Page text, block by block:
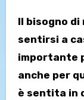
Il bisogno di riscoprire le proprie radici e di
sentirsi a
importante
anche per
è sentita in